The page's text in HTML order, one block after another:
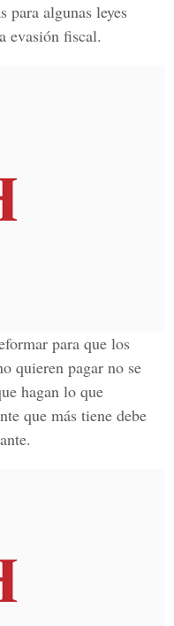
para algunas leyes
evasión fiscal.
para que los
quieren pagar no se
hagan lo que
que más tiene debe